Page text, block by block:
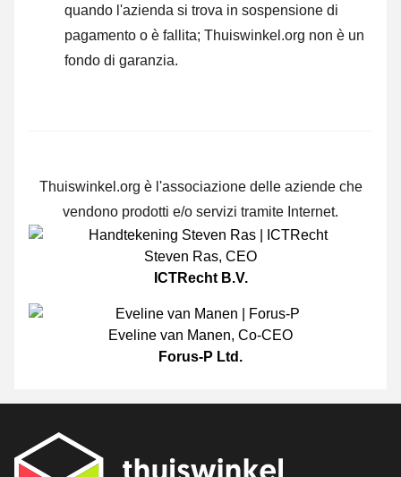
quando l'azienda si trova in sospensione di
pagamento o è fallita; Thuiswinkel.org non è un
fondo di garanzia.
Thuiswinkel.org è l'associazione delle aziende che
vendono prodotti e/o servizi tramite Internet.
Steven Ras, CEO
ICTRecht B.V.
Eveline van Manen, Co-CEO
Forus-P Ltd.